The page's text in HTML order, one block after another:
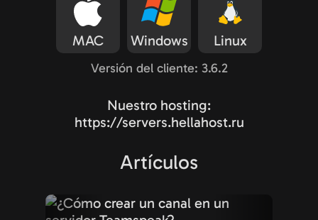
MAC Windows Linux
Versión del cliente: 3.6.2
Nuestro hosting:
https://servers.hellahost.ru
Artículos